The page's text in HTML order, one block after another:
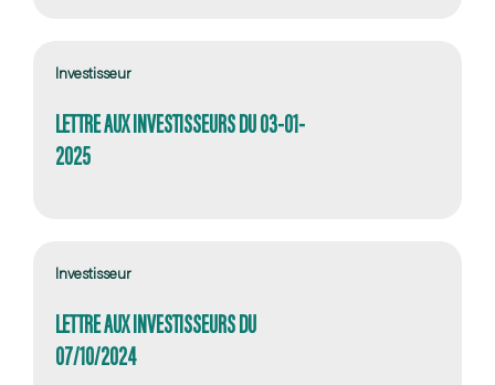
Investisseur
LETTRE AUX INVESTISSEURS DU 03-01-
2025
Investisseur
LETTRE AUX INVESTISSEURS DU
07/10/2024